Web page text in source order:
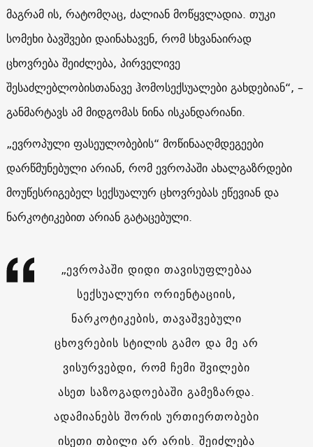
მაგრამ ის, რატომღაც, ძალიან მოწყვლადია. თუკი
სომეხი ბავშვები დაინახავენ, რომ სხვანაირად
ცხოვრება შეიძლება, პირველივე
შესაძლებლობისთანავე ჰომოსექსუალები გახდებიან“, –
განმარტავს ამ მიდგომას ნინა ისკანდარიანი.
„ევროპული ფასეულობების“ მოწინააღმდეგეები
დარწმუნებული არიან, რომ ევროპაში ახალგაზრდები
მოუწესრიგებელ სექსუალურ ცხოვრებას ეწევიან და
ნარკოტიკებით არიან გატაცებული.
„ევროპაში დიდი თავისუფლებაა
სექსუალური ორიენტაციის,
ნარკოტიკების, თავაშვებული
ცხოვრების სტილის გამო და მე არ
ვისურვებდი, რომ ჩემი შვილები
ასეთ საზოგადოებაში გამეზარდა.
ადამიანებს შორის ურთიერთობები
ისეთი თბილი არ არის. შეიძლება